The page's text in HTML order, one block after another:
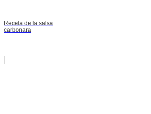
Receta de la salsa
carbonara